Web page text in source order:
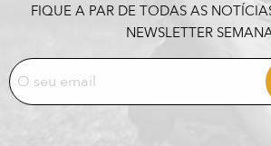
FIQUE A PAR DE TODAS AS
NEWSLETTER